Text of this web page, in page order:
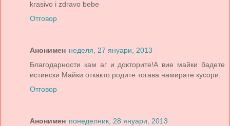
krasivo i zdravo bebe
Отговор
Анонимен неделя, 27 януари, 2013
Благодарности кам аг и докторите!А вие майки бадете
истински Майки откакто родите тогава намирате кусори.
Отговор
Анонимен понеделник, 28 януари, 2013